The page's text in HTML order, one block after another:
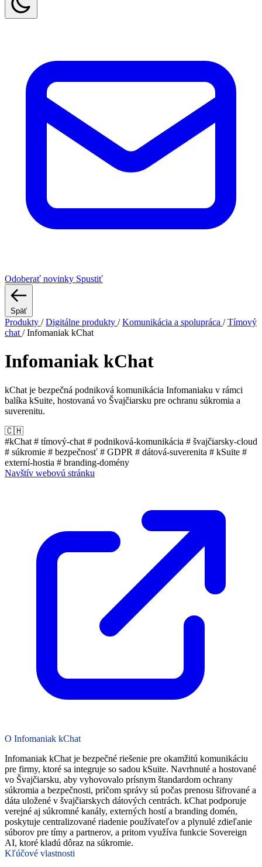
Odoberať novinky Spustiť
Späť
Produkty / Digitálne produkty / Komunikácia a spolupráca / Tímový
chat / Infomaniak kChat
Infomaniak kChat
kChat je bezpečná podniková komunikácia Infomaniaku v rámci
balíka kSuite, hostovaná vo Švajčiarsku pre ochranu súkromia a
suverenitu.
🇨🇭
#kChat # tímový-chat # podniková-komunikácia # švajčiarsky-cloud
# súkromie # bezpečnosť # GDPR # dátová-suverenita # kSuite #
externí-hostia # branding-domény
Navštív webovú stránku
O Infomaniak kChat
Infomaniak kChat je bezpečné riešenie pre okamžitú komunikáciu
pre firmy, ktoré sa integruje so sadou kSuite. Navrhnuté a hostované
vo Švajčiarsku, aby vyhovovalo prísnym štandardom ochrany
súkromia a bezpečnosti, pričom správy sú počas prenosu šifrované a
dáta uložené v švajčiarskych dátových centrách. kChat podporuje
verejné aj súkromné kanály, externých hostí a branding domén,
poskytuje centralizované riadenie používateľov a plynulé zdieľanie
súborov pre tímy a partnerov, a pritom využíva funkcie Sovereign
AI, ktoré kladú dôraz na súkromie.
Kľúčové vlastnosti